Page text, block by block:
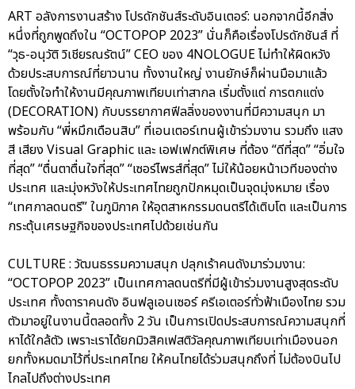
ART อลังการงานสร้าง โปรดักชันส์ระดับอินเตอร์: นอกจากนี้อีกสิ่ง
หนึ่งที่ถูกพูดถึงใน “OCTOPOP 2023” นั่นก็คือเรื่องโปรดักชันส์ ที่
“วุธ-อนุวัติ วิเชียรณรัตน์” CEO ของ 4NOLOGUE ไม่ทำให้ผิดหวัง
ด้วยประสบการณ์ที่ยาวนาน ทั้งงานใหญ่ งานยักษ์ก็ผ่านมือมาแล้ว
โดยตั้งใจทำให้งานมีคุณภาพเทียบเท่าสากล เริ่มตั้งแต่ การตกแต่ง
(DECORATION) กับบรรยากาศฟีลลิ่งของงานที่มีความสนุก มา
พร้อมกับ “พี่หมึกเดือนสิบ” ที่เอนเตอร์เทนผู้เข้าร่วมงาน รวมถึง แสง
สี เสียง Visual Graphic และ เอฟเฟกต์พิเศษ ที่ต้อง “ดีที่สุด” “อิ่มใจ
ที่สุด” “ตื่นตาตื่นใจที่สุด” “เซอร์ไพรส์ที่สุด” ไม่ให้น้อยหน้าเวทีของต่าง
ประเทศ และมุ่งหวังให้ประเทศไทยถูกปักหมุดเป็นจุดมุ่งหมาย เรื่อง
“เทศกาลดนตรี” ในภูมิภาค ให้อุตสาหกรรมดนตรีได้เติบโต และเป็นการ
กระตุ้นเศรษฐกิจของประเทศไปด้วยเช่นกัน
CULTURE : วัฒนธรรมความสนุก ปลุกเร้าคนดังมาร่วมงาน:
“OCTOPOP 2023” เป็นเทศกาลดนตรีที่มีผู้เข้าร่วมงานสูงสุดระดับ
ประเทศ ทั้งดาราคนดัง อินฟลูเอนเซอร์ ครีเอเตอร์ทั่วฟ้าเมืองไทย รวม
ตัวมาอยู่ในงานนี้ตลอดทั้ง 2 วัน เป็นการเปิดประสบการณ์ความสนุกที่
หาได้ใกล้ตัว เพราะเราได้ยกมิวสิคเฟสติวัลคุณภาพเทียบเท่าเมืองนอก
ยกทั้งหมดมาไว้ที่ประเทศไทย ให้คนไทยได้ร่วมสนุกถึงที่ ไม่ต้องบินไป
ไกลไปถึงต่างประเทศ